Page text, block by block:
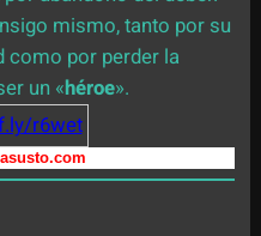
mismo, tanto por su
como por perder la
un «héroe».